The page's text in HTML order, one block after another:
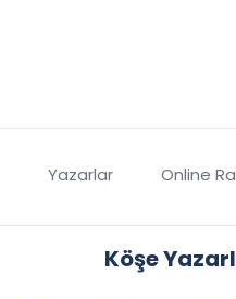
Yazarlar Online
Köşe